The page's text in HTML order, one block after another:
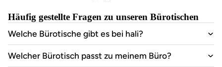
Häufig gestellte Fragen zu unseren Bürotischen
Welche Bürotische gibt es bei hali?
Welcher Bürotisch passt zu meinem Büro?